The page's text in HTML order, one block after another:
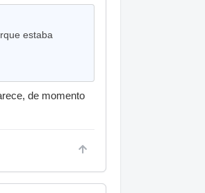
estaba
de momento